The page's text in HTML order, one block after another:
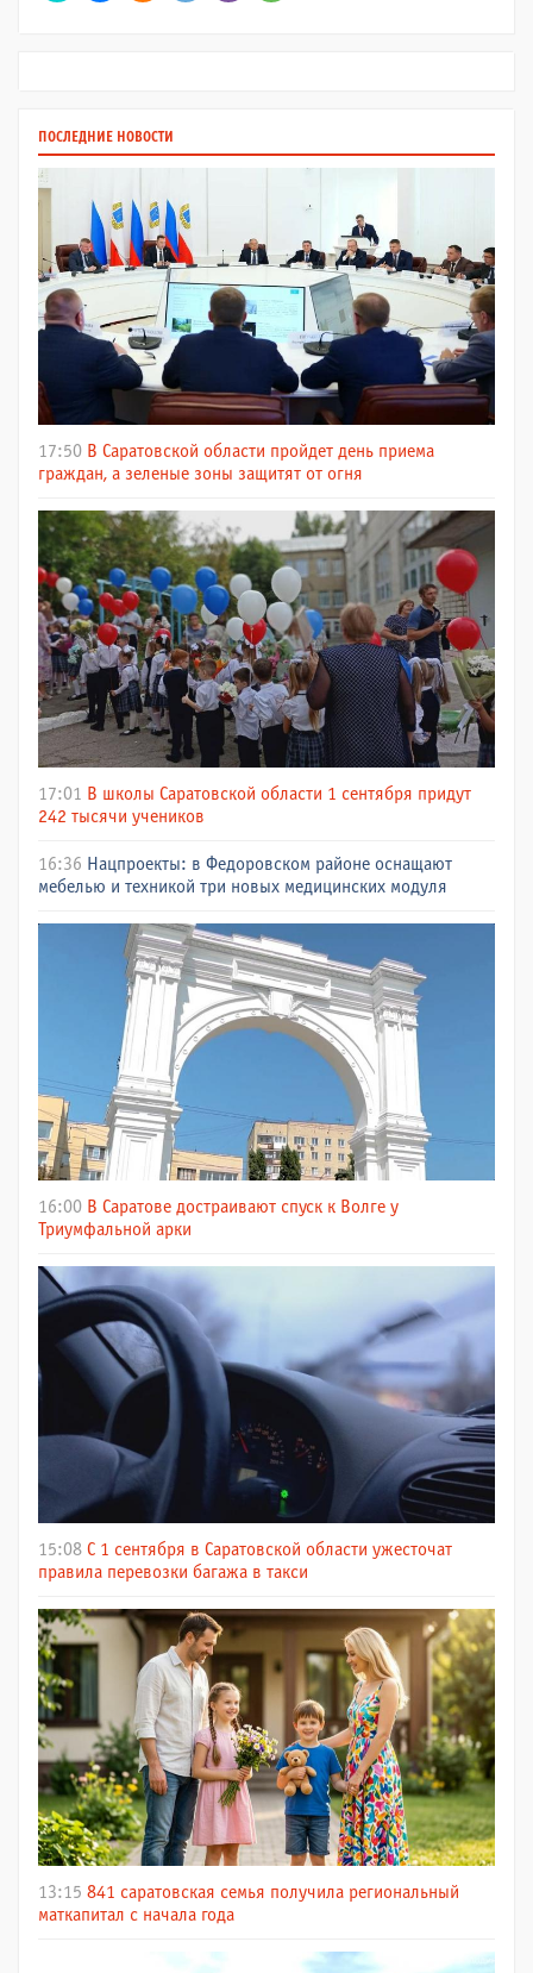
ПОСЛЕДНИЕ НОВОСТИ
17:50 В Саратовской области пройдет день приема
граждан, а зеленые зоны защитят от огня
17:01 В школы Саратовской области 1 сентября придут
242 тысячи учеников
16:36 Нацпроекты: в Федоровском районе оснащают
мебелью и техникой три новых медицинских модуля
16:00 В Саратове достраивают спуск к Волге у
Триумфальной арки
15:08 С 1 сентября в Саратовской области ужесточат
правила перевозки багажа в такси
13:15 841 саратовская семья получила региональный
маткапитал с начала года